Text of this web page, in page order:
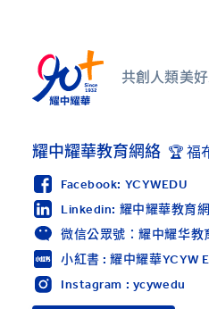
共創人類美
耀中耀華教育網絡 🏆 福
Facebook: YCYWEDU
Linkedin: 耀中耀華教育
微信公眾號：耀中耀华教
小紅書 : 耀中耀華YCYW
Instagram : ycywedu